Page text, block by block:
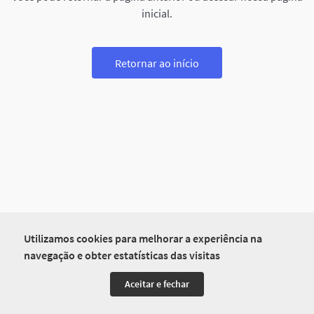
Utilizamos cookies para melhorar a experiência na
navegação e obter estatísticas das visitas
Aceitar e fechar
inicial.
Retornar ao início